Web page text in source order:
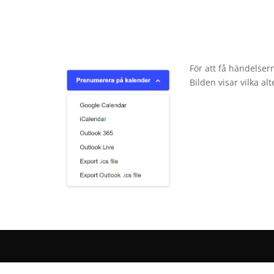
För att få
Bilden visar vilka